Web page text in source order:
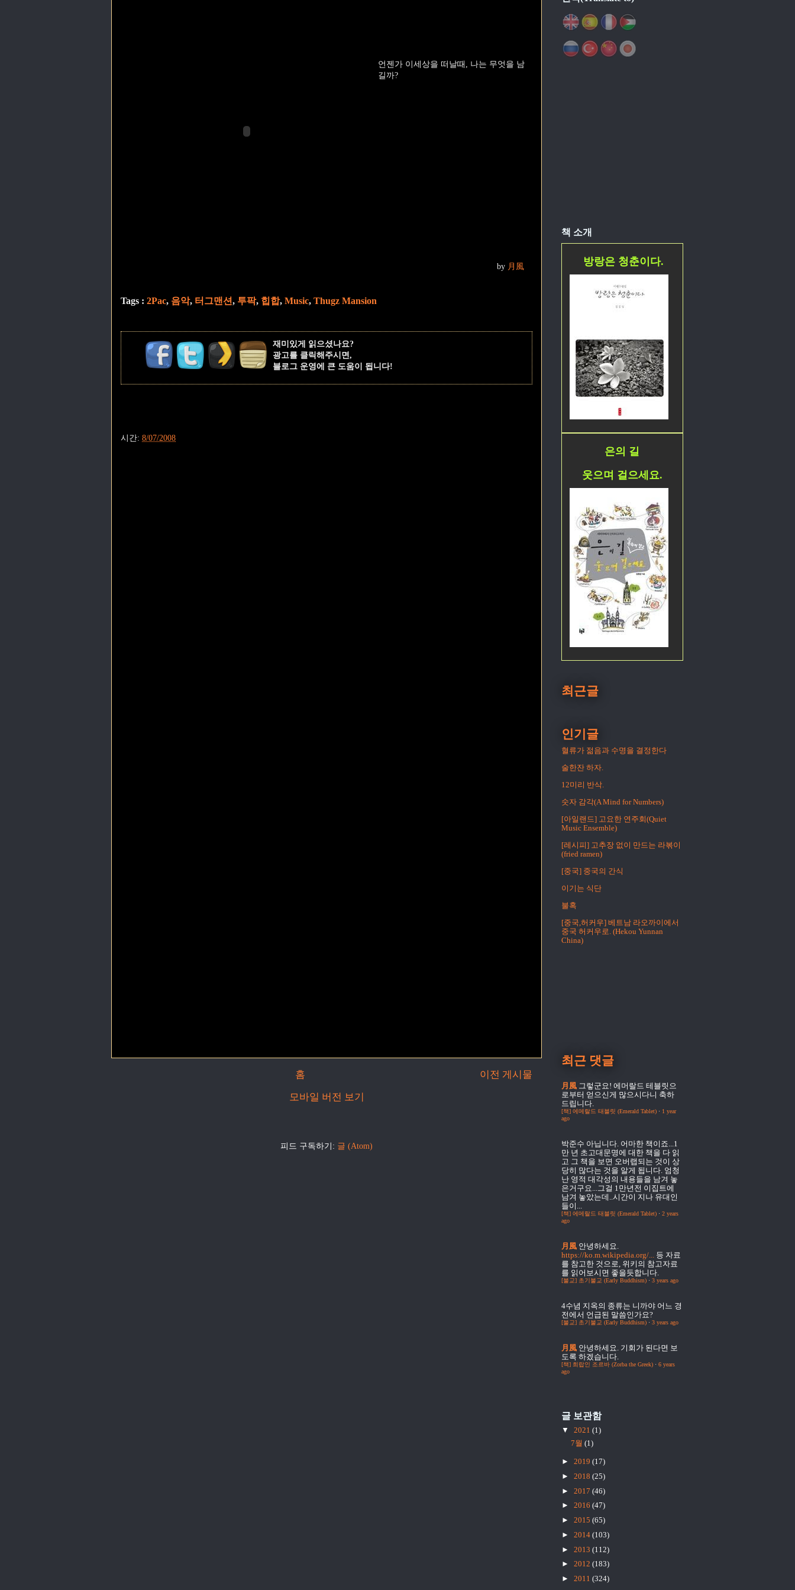
언젠가 이세상을 떠날때, 나는 무엇을 남
길까?
by 月風
Tags : 2Pac, 음악, 터그맨션, 투팍, 힙합, Music, Thugz Mansion
재미있게 읽으셨나요?
광고를 클릭해주시면,
블로그 운영에 큰 도움이 됩니다!
시간: 8/07/2008
이전 게시물
홈
모바일 버전 보기
피드 구독하기: 글 (Atom)
책 소개
방랑은 청춘이다.
은의 길
웃으며 걸으세요.
최근글
인기글
혈류가 젊음과 수명을 결정한다
술한잔 하자.
12미리 반삭.
숫자 감각(A Mind for Numbers)
[아일랜드] 고요한 연주회(Quiet
Music Ensemble)
[레시피] 고추장 없이 만드는 라볶이
(fried ramen)
[중국] 중국의 간식
이기는 식단
불혹
[중국,허커우] 베트남 라오까이에서
중국 허커우로. (Hekou Yunnan
China)
최근 댓글
月風 그렇군요! 에머랄드 테블릿으
로부터 얻으신게 많으시다니 축하
드립니다.
[책] 에메랄드 태블릿 (Emerald Tablet) · 1 year
ago
박준수 아닙니다. 어마한 책이죠...1
만 년 초고대문명에 대한 책을 다 읽
고 그 책을 보면 오버랩되는 것이 상
당히 많다는 것을 알게 됩니다. 엄청
난 영적 대각성의 내용들을 남겨 놓
은거구요...그걸 1만년전 이집트에
남겨 놓았는데..시간이 지나 유대인
들이...
[책] 에메랄드 태블릿 (Emerald Tablet) · 2 years
ago
月風 안녕하세요.
https://ko.m.wikipedia.org/... 등 자료
를 참고한 것으로, 위키의 참고자료
를 읽어보시면 좋을듯합니다.
[불교] 초기불교 (Early Buddhism) · 3 years ago
4수념 지옥의 종류는 니까야 어느 경
전에서 언급된 말씀인가요?
[불교] 초기불교 (Early Buddhism) · 3 years ago
月風 안녕하세요. 기회가 된다면 보
도록 하겠습니다.
[책] 희랍인 조르바 (Zorba the Greek) · 6 years
ago
글 보관함
▼ 2021 (1)
7월 (1)
► 2019 (17)
► 2018 (25)
► 2017 (46)
► 2016 (47)
► 2015 (65)
► 2014 (103)
► 2013 (112)
► 2012 (183)
► 2011 (324)